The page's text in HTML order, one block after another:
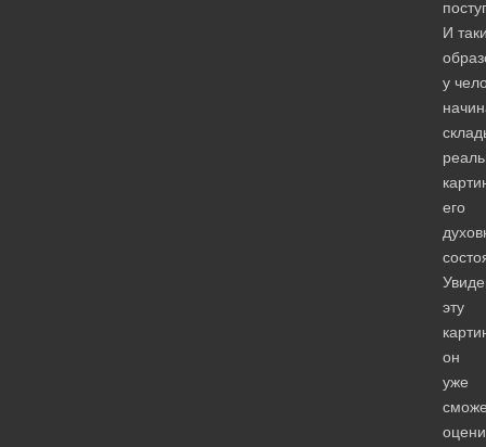
И
у
его
эту
он
уже